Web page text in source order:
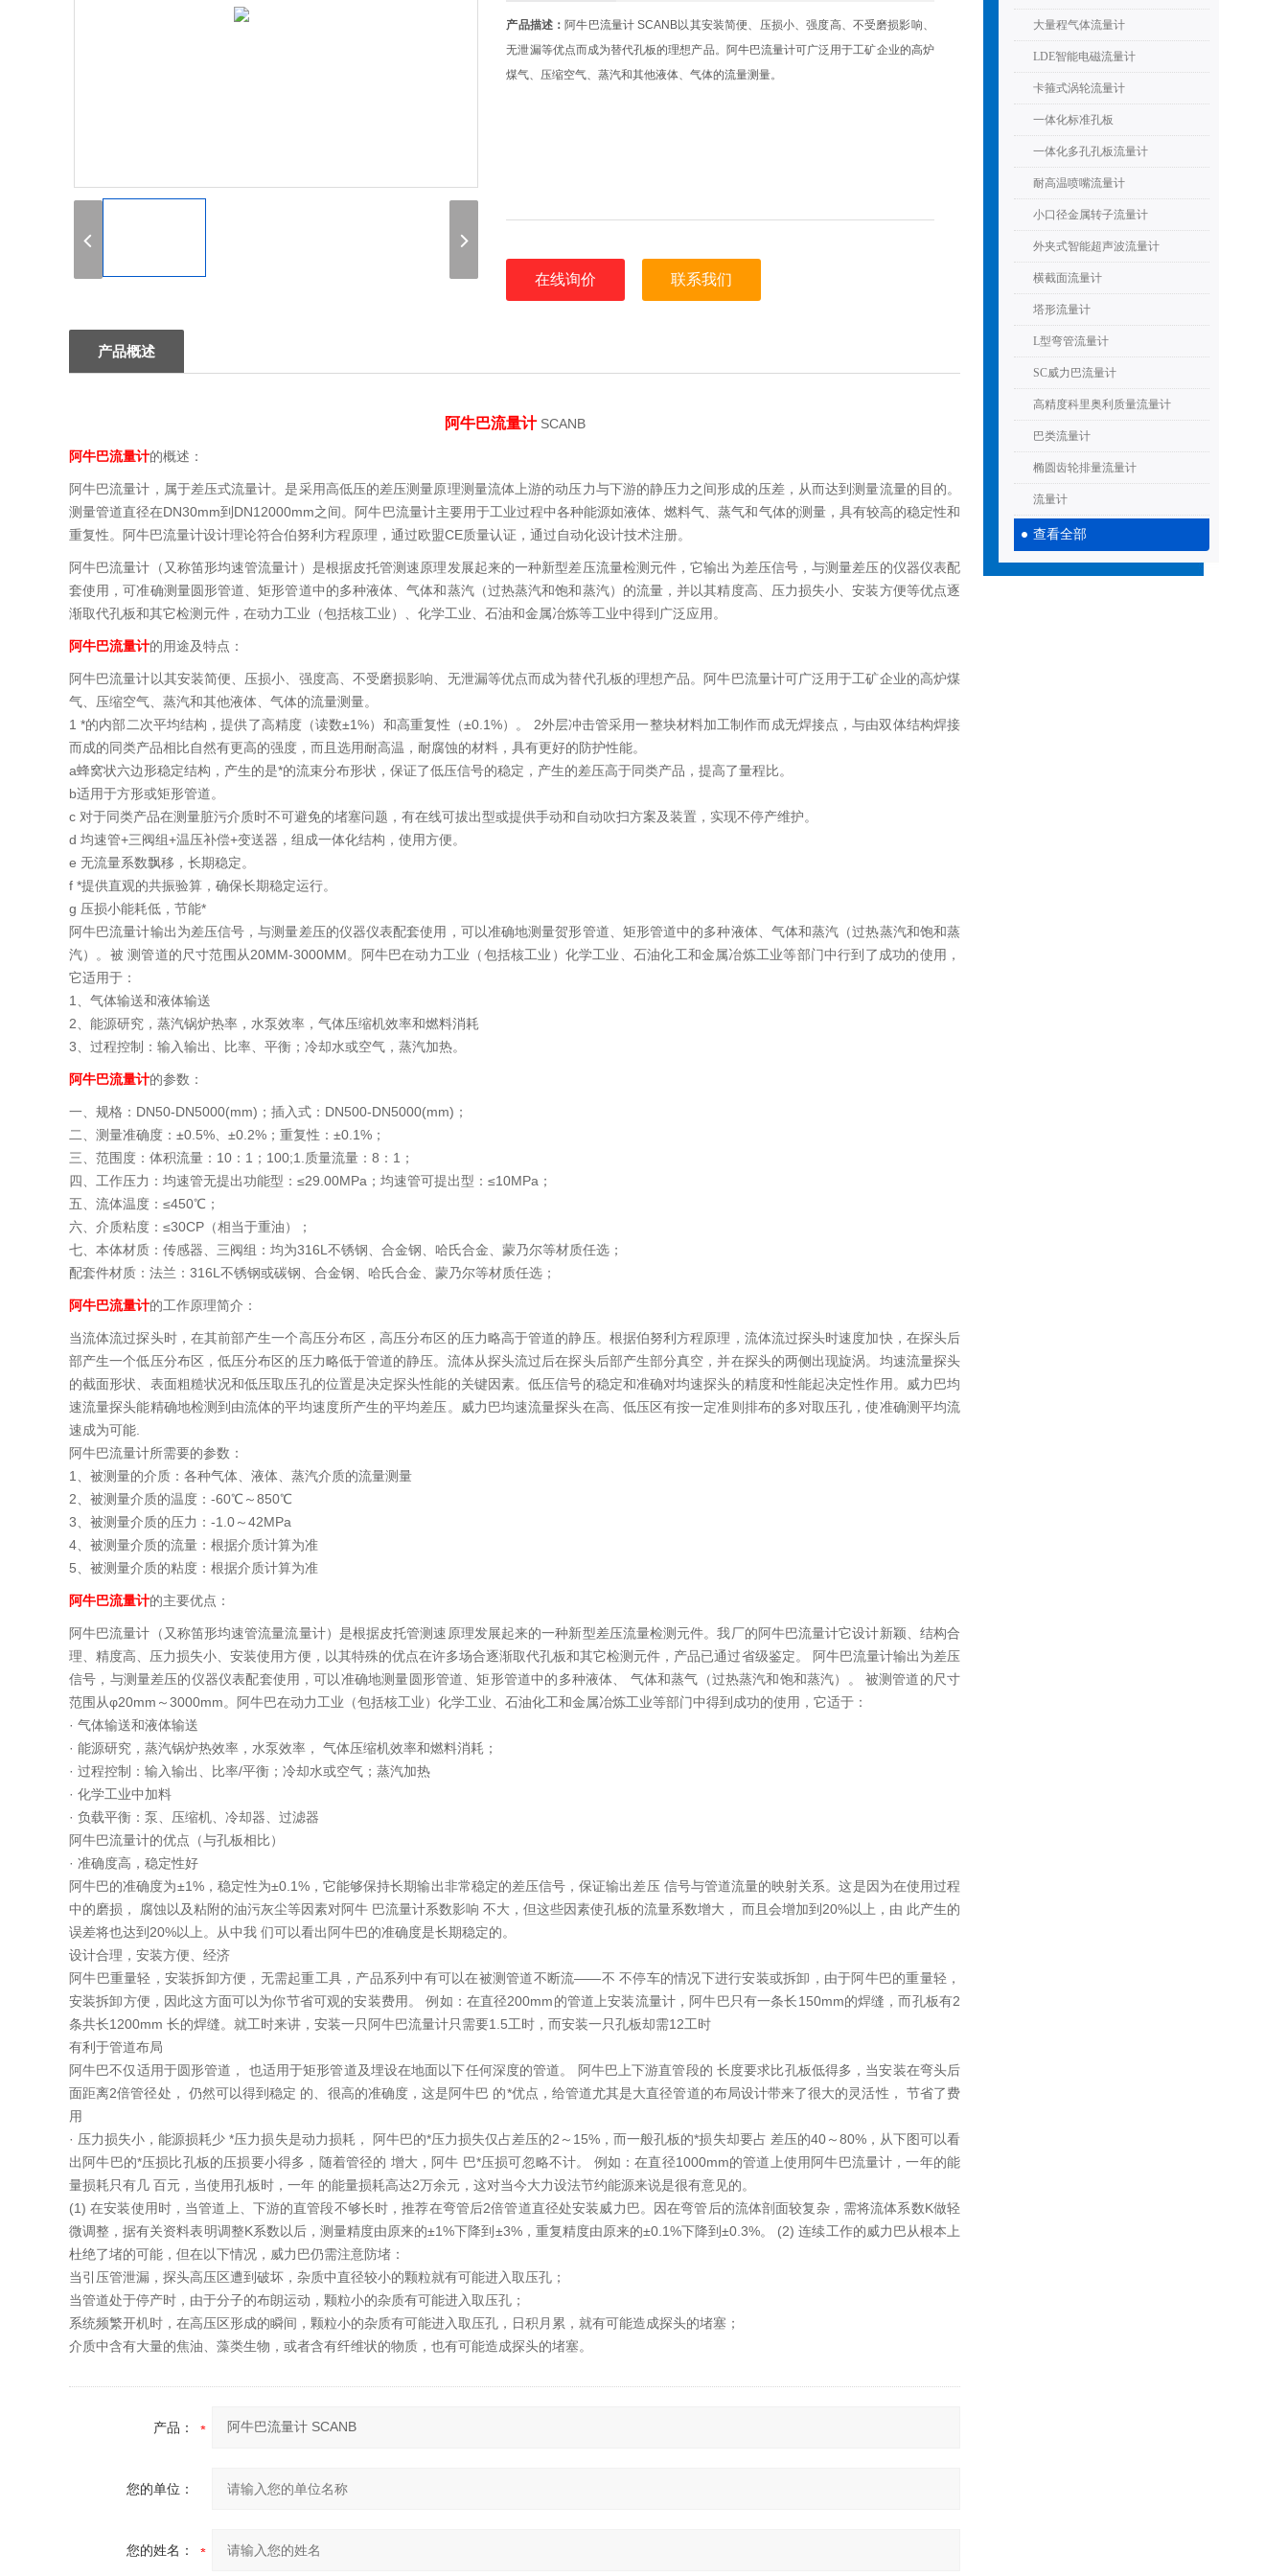
大量程气体流量计
LDE智能电磁流量计
卡箍式涡轮流量计
一体化标准孔板
一体化多孔孔板流量计
耐高温喷嘴流量计
小口径金属转子流量计
外夹式智能超声波流量计
横截面流量计
塔形流量计
L型弯管流量计
SC威力巴流量计
高精度科里奥利质量流量计
巴类流量计
椭圆齿轮排量流量计
流量计
查看全部
产品描述： 阿牛巴流量计 SCANB以其安装简便、压损小、强度高、不受磨损影响、
无泄漏等优点而成为替代孔板的理想产品。阿牛巴流量计可广泛用于工矿企业的高炉
煤气、压缩空气、蒸汽和其他液体、气体的流量测量。
在线询价 联系我们
产品概述
阿牛巴流量计SCANB
阿牛巴流量计的概述：
阿牛巴流量计，属于差压式流量计。是采用高低压的差压测量原理测量流体上游的动压力与下游的静压力之间形成的压差，从而达到测量流量的目的。
测量管道直径在DN30mm到DN12000mm之间。阿牛巴流量计主要用于工业过程中各种能源如液体、燃料气、蒸气和气体的测量，具有较高的稳定性和
重复性。阿牛巴流量计设计理论符合伯努利方程原理，通过欧盟CE质量认证，通过自动化设计技术注册。
阿牛巴流量计（又称笛形均速管流量计）是根据皮托管测速原理发展起来的一种新型差压流量检测元件，它输出为差压信号，与测量差压的仪器仪表配
套使用，可准确测量圆形管道、矩形管道中的多种液体、气体和蒸汽（过热蒸汽和饱和蒸汽）的流量，并以其精度高、压力损失小、安装方便等优点逐
渐取代孔板和其它检测元件，在动力工业（包括核工业）、化学工业、石油和金属冶炼等工业中得到广泛应用。
阿牛巴流量计的用途及特点：
阿牛巴流量计以其安装简便、压损小、强度高、不受磨损影响、无泄漏等优点而成为替代孔板的理想产品。阿牛巴流量计可广泛用于工矿企业的高炉煤
气、压缩空气、蒸汽和其他液体、气体的流量测量。
1 *的内部二次平均结构，提供了高精度（读数±1%）和高重复性（±0.1%）。 2外层冲击管采用一整块材料加工制作而成无焊接点，与由双体结构焊接
而成的同类产品相比自然有更高的强度，而且选用耐高温，耐腐蚀的材料，具有更好的防护性能。
a蜂窝状六边形稳定结构，产生的是*的流束分布形状，保证了低压信号的稳定，产生的差压高于同类产品，提高了量程比。
b适用于方形或矩形管道。
c 对于同类产品在测量脏污介质时不可避免的堵塞问题，有在线可拔出型或提供手动和自动吹扫方案及装置，实现不停产维护。
d 均速管+三阀组+温压补偿+变送器，组成一体化结构，使用方便。
e 无流量系数飘移，长期稳定。
f *提供直观的共振验算，确保长期稳定运行。
g 压损小能耗低，节能*
阿牛巴流量计输出为差压信号，与测量差压的仪器仪表配套使用，可以准确地测量贺形管道、矩形管道中的多种液体、气体和蒸汽（过热蒸汽和饱和蒸
汽）。被 测管道的尺寸范围从20MM-3000MM。阿牛巴在动力工业（包括核工业）化学工业、石油化工和金属冶炼工业等部门中行到了成功的使用，
它适用于：
1、气体输送和液体输送
2、能源研究，蒸汽锅炉热率，水泵效率，气体压缩机效率和燃料消耗
3、过程控制：输入输出、比率、平衡；冷却水或空气，蒸汽加热。
阿牛巴流量计的参数：
一、规格：DN50-DN5000(mm)；插入式：DN500-DN5000(mm)；
二、测量准确度：±0.5%、±0.2%；重复性：±0.1%；
三、范围度：体积流量：10：1；100;1.质量流量：8：1；
四、工作压力：均速管无提出功能型：≤29.00MPa；均速管可提出型：≤10MPa；
五、流体温度：≤450℃；
六、介质粘度：≤30CP（相当于重油）；
七、本体材质：传感器、三阀组：均为316L不锈钢、合金钢、哈氏合金、蒙乃尔等材质任选；
配套件材质：法兰：316L不锈钢或碳钢、合金钢、哈氏合金、蒙乃尔等材质任选；
阿牛巴流量计的工作原理简介：
当流体流过探头时，在其前部产生一个高压分布区，高压分布区的压力略高于管道的静压。根据伯努利方程原理，流体流过探头时速度加快，在探头后
部产生一个低压分布区，低压分布区的压力略低于管道的静压。流体从探头流过后在探头后部产生部分真空，并在探头的两侧出现旋涡。均速流量探头
的截面形状、表面粗糙状况和低压取压孔的位置是决定探头性能的关键因素。低压信号的稳定和准确对均速探头的精度和性能起决定性作用。威力巴均
速流量探头能精确地检测到由流体的平均速度所产生的平均差压。威力巴均速流量探头在高、低压区有按一定准则排布的多对取压孔，使准确测平均流
速成为可能.
阿牛巴流量计所需要的参数：
1、被测量的介质：各种气体、液体、蒸汽介质的流量测量
2、被测量介质的温度：-60℃～850℃
3、被测量介质的压力：-1.0～42MPa
4、被测量介质的流量：根据介质计算为准
5、被测量介质的粘度：根据介质计算为准
阿牛巴流量计的主要优点：
阿牛巴流量计（又称笛形均速管流量流量计）是根据皮托管测速原理发展起来的一种新型差压流量检测元件。我厂的阿牛巴流量计它设计新颖、结构合
理、精度高、压力损失小、安装使用方便，以其特殊的优点在许多场合逐渐取代孔板和其它检测元件，产品已通过省级鉴定。 阿牛巴流量计输出为差压
信号，与测量差压的仪器仪表配套使用，可以准确地测量圆形管道、矩形管道中的多种液体、 气体和蒸气（过热蒸汽和饱和蒸汽）。 被测管道的尺寸
范围从φ20mm～3000mm。阿牛巴在动力工业（包括核工业）化学工业、石油化工和金属冶炼工业等部门中得到成功的使用，它适于：
· 气体输送和液体输送
· 能源研究，蒸汽锅炉热效率，水泵效率， 气体压缩机效率和燃料消耗；
· 过程控制：输入输出、比率/平衡；冷却水或空气；蒸汽加热
· 化学工业中加料
· 负载平衡：泵、压缩机、冷却器、过滤器
阿牛巴流量计的优点（与孔板相比）
· 准确度高，稳定性好
阿牛巴的准确度为±1%，稳定性为±0.1%，它能够保持长期输出非常稳定的差压信号，保证输出差压 信号与管道流量的映射关系。这是因为在使用过程
中的磨损， 腐蚀以及粘附的油污灰尘等因素对阿牛 巴流量计系数影响 不大，但这些因素使孔板的流量系数增大， 而且会增加到20%以上，由 此产生的
误差将也达到20%以上。从中我 们可以看出阿牛巴的准确度是长期稳定的。
设计合理，安装方便、经济
阿牛巴重量轻，安装拆卸方便，无需起重工具，产品系列中有可以在被测管道不断流——不 不停车的情况下进行安装或拆卸，由于阿牛巴的重量轻，
安装拆卸方便，因此这方面可以为你节省可观的安装费用。 例如：在直径200mm的管道上安装流量计，阿牛巴只有一条长150mm的焊缝，而孔板有2
条共长1200mm 长的焊缝。就工时来讲，安装一只阿牛巴流量计只需要1.5工时，而安装一只孔板却需12工时
有利于管道布局
阿牛巴不仅适用于圆形管道， 也适用于矩形管道及埋设在地面以下任何深度的管道。 阿牛巴上下游直管段的 长度要求比孔板低得多，当安装在弯头后
面距离2倍管径处， 仍然可以得到稳定 的、很高的准确度，这是阿牛巴 的*优点，给管道尤其是大直径管道的布局设计带来了很大的灵活性， 节省了费
用
· 压力损失小，能源损耗少 *压力损失是动力损耗， 阿牛巴的*压力损失仅占差压的2～15%，而一般孔板的*损失却要占 差压的40～80%，从下图可以看
出阿牛巴的*压损比孔板的压损要小得多，随着管径的 增大，阿牛 巴*压损可忽略不计。 例如：在直径1000mm的管道上使用阿牛巴流量计，一年的能
量损耗只有几 百元，当使用孔板时，一年 的能量损耗高达2万余元，这对当今大力设法节约能源来说是很有意见的。
(1) 在安装使用时，当管道上、下游的直管段不够长时，推荐在弯管后2倍管道直径处安装威力巴。因在弯管后的流体剖面较复杂，需将流体系数K做轻
微调整，据有关资料表明调整K系数以后，测量精度由原来的±1%下降到±3%，重复精度由原来的±0.1%下降到±0.3%。 (2) 连续工作的威力巴从根本上
杜绝了堵的可能，但在以下情况，威力巴仍需注意防堵：
当引压管泄漏，探头高压区遭到破坏，杂质中直径较小的颗粒就有可能进入取压孔；
当管道处于停产时，由于分子的布朗运动，颗粒小的杂质有可能进入取压孔；
系统频繁开机时，在高压区形成的瞬间，颗粒小的杂质有可能进入取压孔，日积月累，就有可能造成探头的堵塞；
介质中含有大量的焦油、藻类生物，或者含有纤维状的物质，也有可能造成探头的堵塞。
产品：
您的单位：
您的姓名：